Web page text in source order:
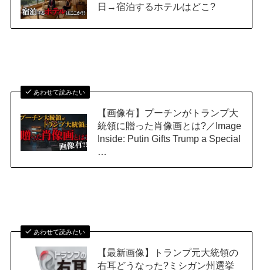
日→宿泊するホテルはどこ?
あわせて読みたい
【画像有】プーチンがトランプ大
統領に贈った肖像画とは?／Image
Inside: Putin Gifts Trump a Special
…
あわせて読みたい
【最新画像】トランプ元大統領の
右耳どうなった?ミシガン州選挙